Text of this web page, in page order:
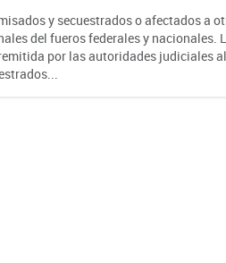
y secuestrados o afectados a
del fueros federales y nacionales.
por las autoridades judiciales